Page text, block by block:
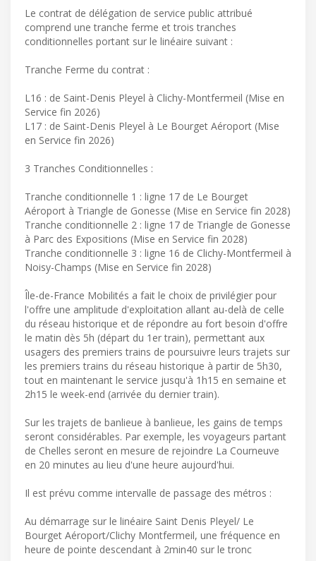
Le contrat de délégation de service public attribué
comprend une tranche ferme et trois tranches
conditionnelles portant sur le linéaire suivant :
Tranche Ferme du contrat :
L16 : de Saint-Denis Pleyel à Clichy-Montfermeil (Mise en
Service fin 2026)
L17 : de Saint-Denis Pleyel à Le Bourget Aéroport (Mise
en Service fin 2026)
3 Tranches Conditionnelles :
Tranche conditionnelle 1 : ligne 17 de Le Bourget
Aéroport à Triangle de Gonesse (Mise en Service fin 2028)
Tranche conditionnelle 2 : ligne 17 de Triangle de Gonesse
à Parc des Expositions (Mise en Service fin 2028)
Tranche conditionnelle 3 : ligne 16 de Clichy-Montfermeil à
Noisy-Champs (Mise en Service fin 2028)
Île-de-France Mobilités a fait le choix de privilégier pour
l'offre une amplitude d'exploitation allant au-delà de celle
du réseau historique et de répondre au fort besoin d'offre
le matin dès 5h (départ du 1er train), permettant aux
usagers des premiers trains de poursuivre leurs trajets sur
les premiers trains du réseau historique à partir de 5h30,
tout en maintenant le service jusqu'à 1h15 en semaine et
2h15 le week-end (arrivée du dernier train).
Sur les trajets de banlieue à banlieue, les gains de temps
seront considérables. Par exemple, les voyageurs partant
de Chelles seront en mesure de rejoindre La Courneuve
en 20 minutes au lieu d'une heure aujourd'hui.
Il est prévu comme intervalle de passage des métros :
Au démarrage sur le linéaire Saint Denis Pleyel/ Le
Bourget Aéroport/Clichy Montfermeil, une fréquence en
heure de pointe descendant à 2min40 sur le tronc